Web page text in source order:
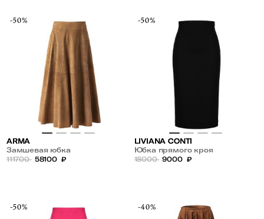
-50%
ARMA
Замшевая юбка
111700 58100 ₽
-50%
LIVIANA CONTI
Юбка прямого кроя
18000 9000 ₽
-50% -40%